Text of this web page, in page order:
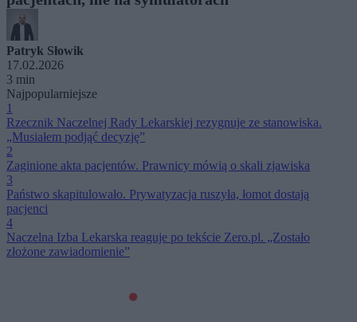
Patryk Słowik
17.02.2026
3 min
Najpopularniejsze
1
Rzecznik Naczelnej Rady Lekarskiej rezygnuje ze stanowiska.
„Musiałem podjąć decyzję”
2
Zaginione akta pacjentów. Prawnicy mówią o skali zjawiska
3
Państwo skapitulowało. Prywatyzacja ruszyła, łomot dostają
pacjenci
4
Naczelna Izba Lekarska reaguje po tekście Zero.pl. „Zostało
złożone zawiadomienie”